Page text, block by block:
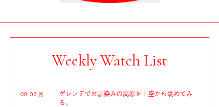
Weekly Watch List
08.03 月
ゲレンデでお馴染みの高原を上空から眺めてみ
る。